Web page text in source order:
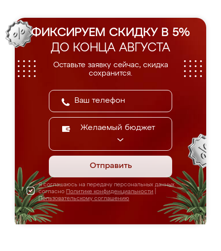
ФИКСИРУЕМ СКИДКУ В 5%
ДО КОНЦА АВГУСТА
Оставьте заявку сейчас, скидка
сохранится.
Желаемый бюджет
Отправить
Я соглашаюсь на передачу персональных данных
согласно Политике конфиденциальности
Пользовательскому соглашению